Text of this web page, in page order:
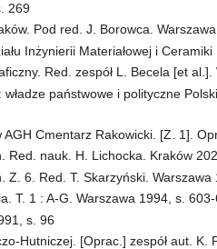
269
Pod red. J. Borowca.
Inżynierii Materiałowej i
Red. zespół L. Becela [et
władze państwowe i polityczne
Cmentarz Rakowicki. [Z. 1].
Red. nauk. H. Lichocka. Kraków
Z. 6. Red. T. Skarzyński.
T. 1 : A-G. Warszawa 1994, s.
s. 96
Hutniczej. [Oprac.] zespół aut.